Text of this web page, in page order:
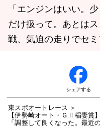
「エンジンはいい。
だけ扱って。あとは
戦、気迫の走りでセミ
シェアする
東スポオートレース
【伊勢崎オート・ＧⅡ稲妻
「調整して良くなった。最近